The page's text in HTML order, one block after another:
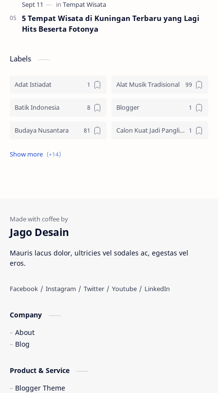
5 Tempat Wisata di Kuningan Terbaru yang Lagi
Hits Beserta Fotonya
Labels
Adat Istiadat Alat Musik Tradisional
Batik Indonesia Blogger
Budaya Nusantara Calon Kuat Jadi Panglima TNI
Jasa website
Rumah Adat
Tarian Tradisional
Web freelancer Wisata Indonesia
Jago Desain
Mauris lacus dolor, ultricies vel sodales ac, egestas vel
eros.
Company
About
Blog
Product & Service
Blogger Theme